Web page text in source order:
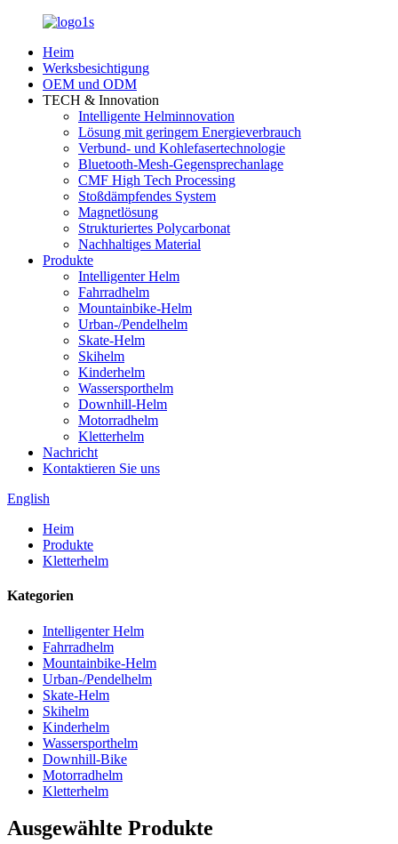
Heim
Werksbesichtigung
OEM und ODM
TECH & Innovation
Intelligente Helminnovation
Lösung mit geringem Energieverbrauch
Verbund- und Kohlefasertechnologie
Bluetooth-Mesh-Gegensprechanlage
CMF High Tech Processing
Stoßdämpfendes System
Magnetlösung
Strukturiertes Polycarbonat
Nachhaltiges Material
Produkte
Intelligenter Helm
Fahrradhelm
Mountainbike-Helm
Urban-/Pendelhelm
Skate-Helm
Skihelm
Kinderhelm
Wassersporthelm
Downhill-Helm
Motorradhelm
Kletterhelm
Nachricht
Kontaktieren Sie uns
English
Heim
Produkte
Kletterhelm
Kategorien
Intelligenter Helm
Fahrradhelm
Mountainbike-Helm
Urban-/Pendelhelm
Skate-Helm
Skihelm
Kinderhelm
Wassersporthelm
Downhill-Bike
Motorradhelm
Kletterhelm
Ausgewählte Produkte